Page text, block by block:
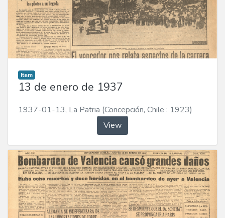
Item
13 de enero de 1937
1937-01-13, La Patria (Concepción, Chile : 1923)
View